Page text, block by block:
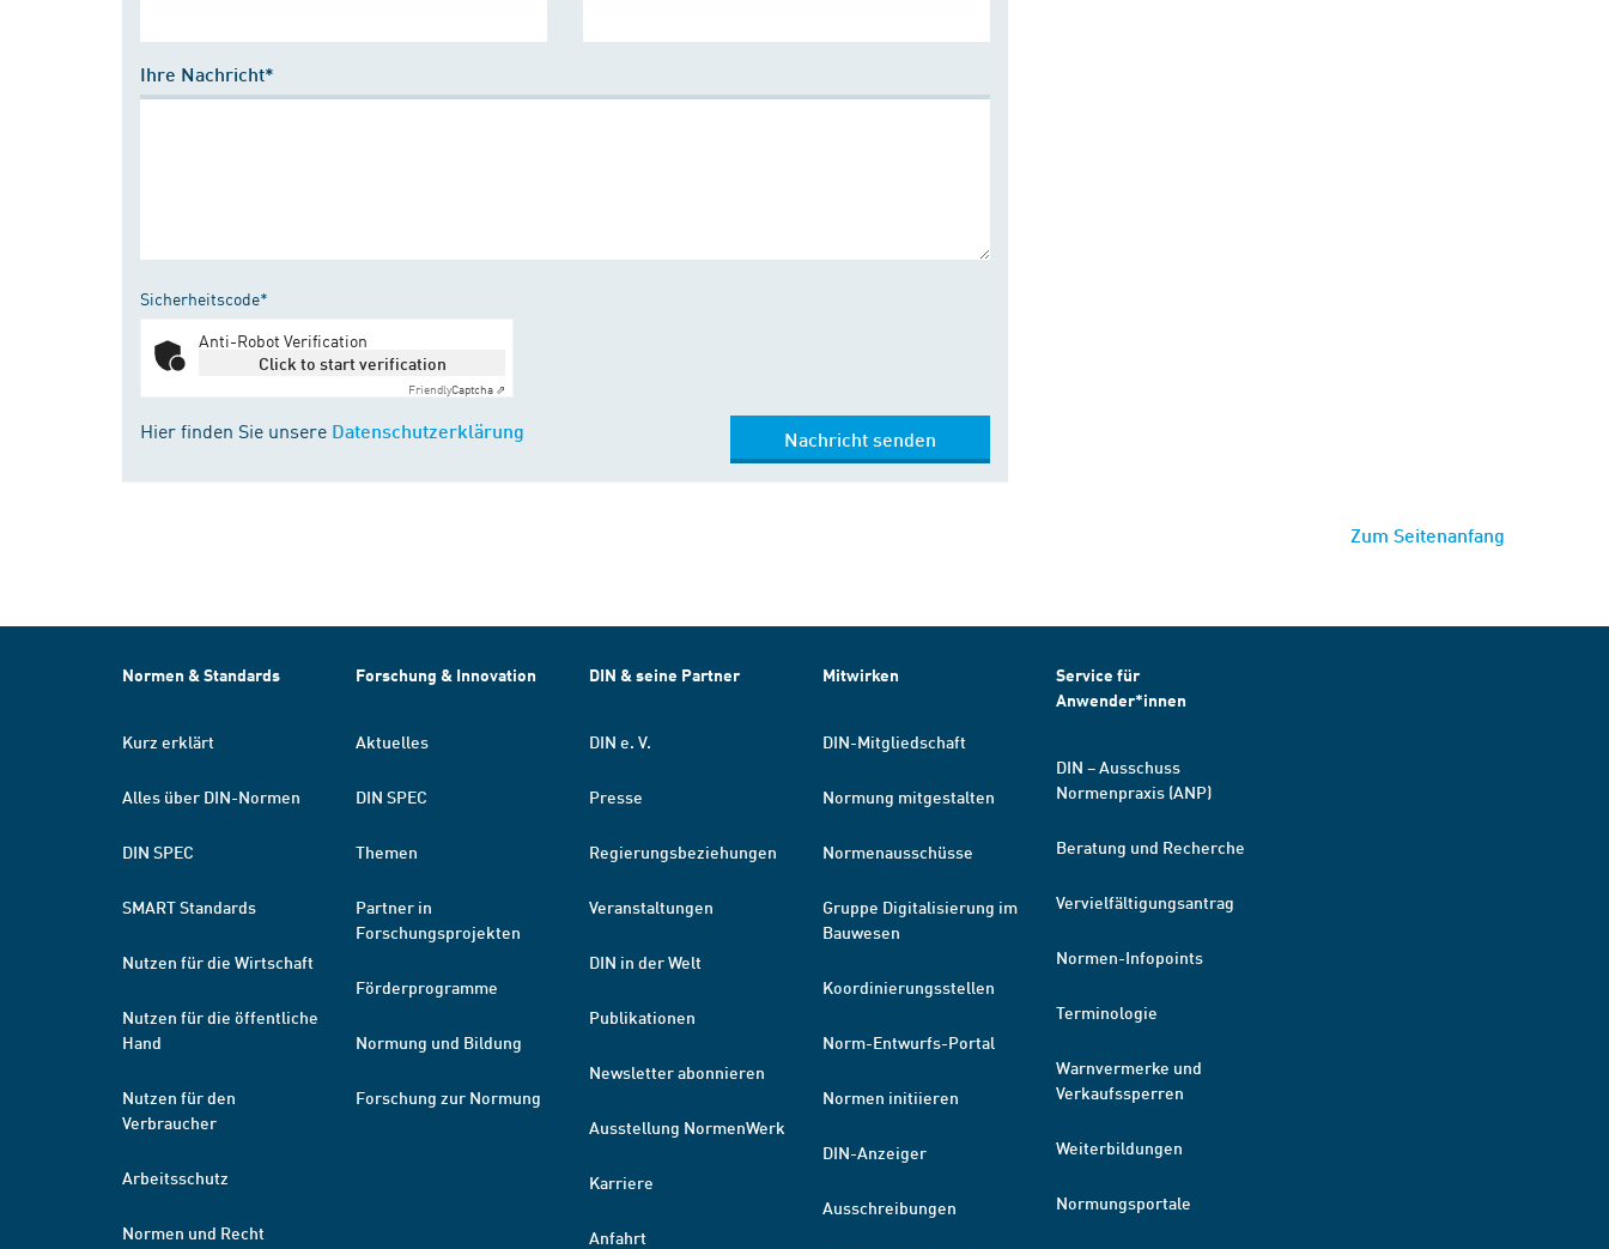
Ihre Nachricht*
Sicherheitscode*
Anti-Robot Verification
Click to start verification
FriendlyCaptcha ⇗
Hier finden Sie unsere Datenschutzerklärung Nachricht senden
Zum Seitenanfang
Normen & Standards
Kurz erklärt
Alles über DIN-Normen
DIN SPEC
SMART Standards
Nutzen für die Wirtschaft
Nutzen für die öffentliche
Hand
Nutzen für den
Verbraucher
Arbeitsschutz
Normen und Recht
Forschung & Innovation
Aktuelles
DIN SPEC
Themen
Partner in
Forschungsprojekten
Förderprogramme
Normung und Bildung
Forschung zur Normung
DIN & seine Partner
DIN e. V.
Presse
Regierungsbeziehungen
Veranstaltungen
DIN in der Welt
Publikationen
Newsletter abonnieren
Ausstellung NormenWerk
Karriere
Anfahrt
Mitwirken
DIN-Mitgliedschaft
Normung mitgestalten
Normenausschüsse
Gruppe Digitalisierung im
Bauwesen
Koordinierungsstellen
Norm-Entwurfs-Portal
Normen initiieren
DIN-Anzeiger
Ausschreibungen
Service für
Anwender*innen
DIN – Ausschuss
Normenpraxis (ANP)
Beratung und Recherche
Vervielfältigungsantrag
Normen-Infopoints
Terminologie
Warnvermerke und
Verkaufssperren
Weiterbildungen
Normungsportale